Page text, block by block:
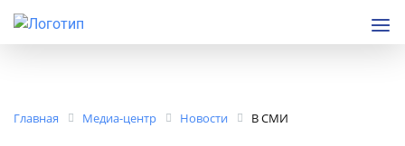
Главная Медиа-центр Новости В СМИ